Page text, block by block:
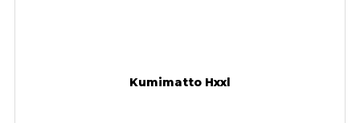
Kumimatto Hxxl